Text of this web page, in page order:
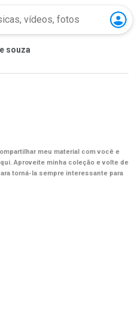
souza
meu material com você e
Aproveite minha coleção e volte de
torná-la sempre interessante para